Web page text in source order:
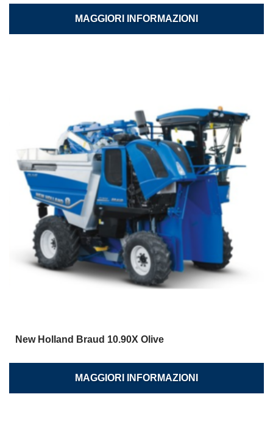
MAGGIORI INFORMAZIONI
New Holland Braud 10.90X Olive
MAGGIORI INFORMAZIONI